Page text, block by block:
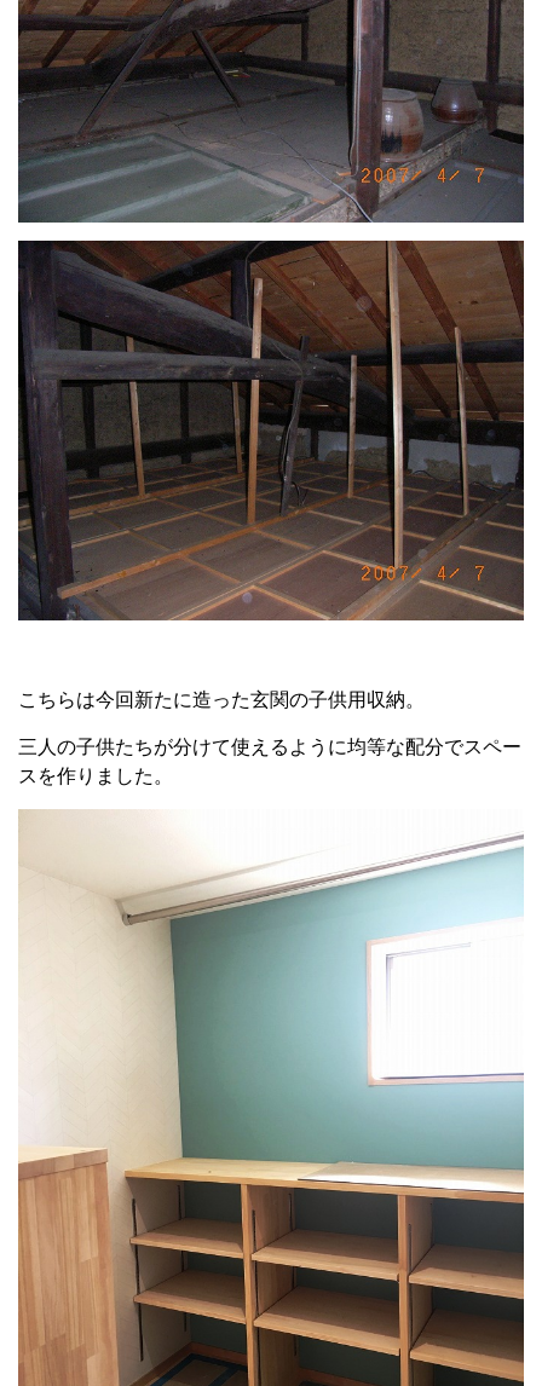
こちらは今回新たに造った玄関の子供用収納。
三人の子供たちが分けて使えるように均等な配分でスペー
スを作りました。